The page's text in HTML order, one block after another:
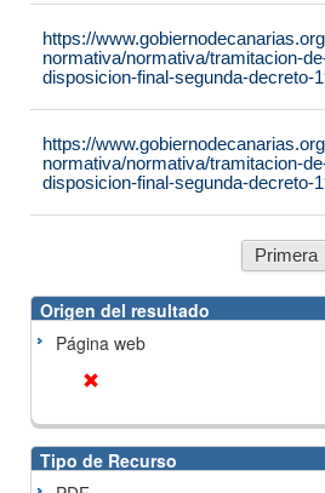
https://
normativa/normativa/tramitacion-
disposicion-final-segunda-decreto-
https://
normativa/normativa/tramitacion-
disposicion-final-segunda-decreto-
Primera
Origen del resultado
Página web
Tipo de Recurso